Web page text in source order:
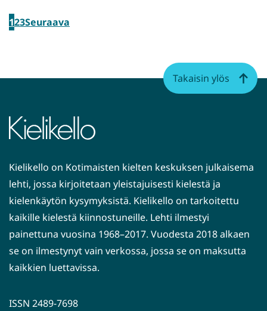
123Seuraava
Kielikello on Kotimaisten kielten keskuksen julkaisema
lehti, jossa kirjoitetaan yleistajuisesti kielestä ja
kielenkäytön kysymyksistä. Kielikello on tarkoitettu
kaikille kielestä kiinnostuneille. Lehti ilmestyi
painettuna vuosina 1968–2017. Vuodesta 2018 alkaen
se on ilmestynyt vain verkossa, jossa se on maksutta
kaikkien luettavissa.
ISSN 2489-7698
Takaisin ylös